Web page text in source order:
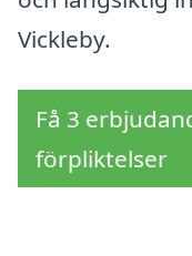
Vickleby.
Få 3
förpliktelser